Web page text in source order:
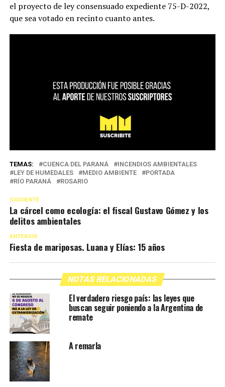
el proyecto de ley consensuado expediente 75-D-2022,
que sea votado en recinto cuanto antes.
TEMAS: CUENCA DEL PARANÁ
INCENDIOS AMBIENTALES
LEY DE HUMEDALES
MEDIO AMBIENTE
PORTADA
RÍO PARANÁ
ROSARIO
SIGUIENTE
La cárcel como ecología: el fiscal Gustavo Gómez y los
delitos ambientales
ANTERIOR
Fiesta de mariposas. Luana y Elías: 15 años
NOTAS RELACIONADAS
El verdadero riesgo país: las leyes que
buscan seguir poniendo a la Argentina de
remate
A remarla